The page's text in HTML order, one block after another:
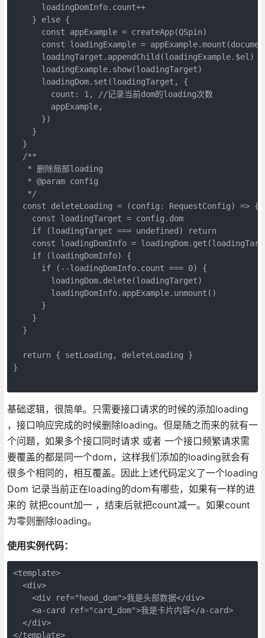
loadingDomInfo.count++
} else {
const appExample = createApp(QSpin)
const loadingExample =
loadingTarget.appendChild(loadingExample.$el)
loadingExample.show(loadingTarget)
loadingDom.set(loadingTarget, {
count: 1, //记录当前dom的loading次数
appExample,
})
}
  }
  /**
* 删除局部loading
* @param config
*/
  const deleteLoading = (config: RequestConfig) => {
const loadingTarget = config.dom
if (loadingTarget === undefined) return
const loadingDomInfo =
if (loadingDomInfo) {
if (--loadingDomInfo.count === 0) {
loadingDom.delete(loadingTarget)
loadingDomInfo.appExample.unmount()
}
}
  }
  return { setLoading, deleteLoading }
}
基础逻辑，很简单。只需要接口请求的时候的添加loading
，接口响应完成的时候删除loading。但是随之而来的就有一
个问题，如果多个接口同时请求 或者 一个接口频繁请求需
要覆盖的都是同一个dom，这样我们添加的loading就会有
很多个相同的，相互覆盖。因此上述代码定义了一个loading
Dom 记录当前正在loading的dom有哪些，如果有一样的进
来的 就把count加一 ，结束后就把count减一。如果count
为零则删除loading。
使用实例代码：
<template>
  <div>
<div ref="head_dom">我是头部数据</div>
<a-card ref="card_dom">我是卡片内容</a-card>
  </div>
</template>